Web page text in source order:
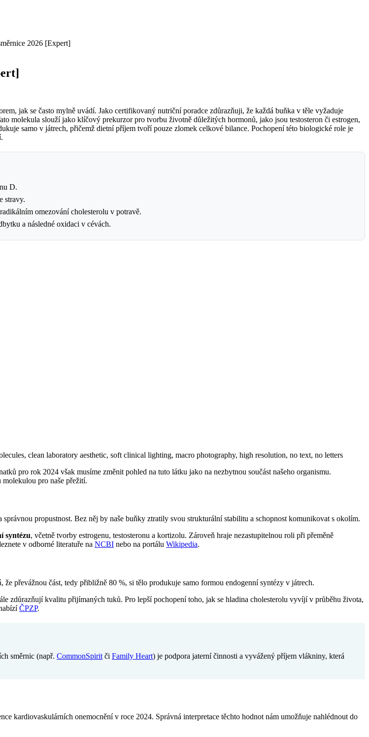
2026 [Expert]
jak se často mylně uvádí. Jako certifikovaný nutriční poradce zdůrazňuji, že každá buňka v těle vyžaduje
molekula slouží jako klíčový prekurzor pro tvorbu životně důležitých hormonů, jako jsou testosteron či estrogen,
samo v játrech, přičemž dietní příjem tvoří pouze zlomek celkové bilance. Pochopení této biologické role je
D.
stravy.
omezování cholesterolu v potravě.
a následné oxidaci v cévách.
pro rok 2024 však musíme změnit pohled na tuto látku jako na nezbytnou součást našeho organismu.
pro naše přežití.
propustnost. Bez něj by naše buňky ztratily svou strukturální stabilitu a schopnost komunikovat s okolím.
syntézu, včetně tvorby estrogenu, testosteronu a kortizolu. Zároveň hraje nezastupitelnou roli při přeměně
v odborné literatuře na NCBI nebo na portálu Wikipedia.
převážnou část, tedy přibližně 80 %, si tělo produkuje samo formou endogenní syntézy v játrech.
zdůrazňují kvalitu přijímaných tuků. Pro lepší pochopení toho, jak se hladina cholesterolu vyvíjí v průběhu života,
ČPZP.
směrnic (např. CommonSpirit či Family Heart) je podpora jaterní činnosti a vyvážený příjem vlákniny, která
kardiovaskulárních onemocnění v roce 2024. Správná interpretace těchto hodnot nám umožňuje nahlédnout do